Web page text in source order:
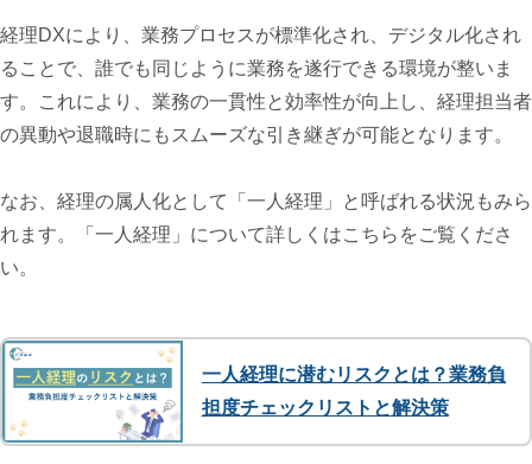
経理DXにより、業務プロセスが標準化され、デジタル化され
ることで、誰でも同じように業務を遂行できる環境が整いま
す。これにより、業務の一貫性と効率性が向上し、経理担当者
の異動や退職時にもスムーズな引き継ぎが可能となります。
なお、経理の属人化として「一人経理」と呼ばれる状況もみら
れます。「一人経理」について詳しくはこちらをご覧くださ
い。
一人経理に潜むリスクとは？業務負
担度チェックリストと解決策